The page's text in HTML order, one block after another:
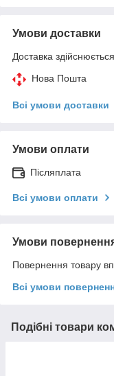
Умови доставки
Доставка
Нова Пошта
Всі умови доставки
Умови оплати
Післяплата
Всі умови оплати
Умови
Повернення товару
Всі умови
Подібні товари